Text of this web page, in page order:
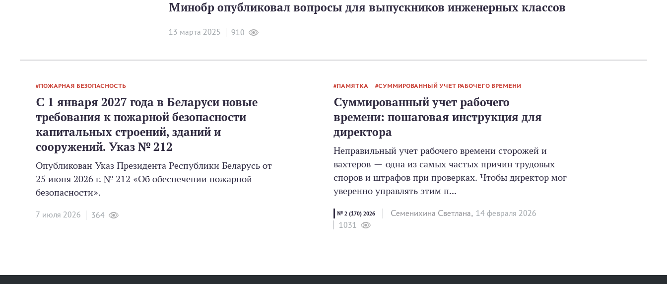
Минобр опубликовал вопросы для выпускников инженерных классов
13 мартa 2025 910
ПОЖАРНАЯ БЕЗОПАСНОСТЬ
С 1 января 2027 года в Беларуси новые
требования к пожарной безопасности
капитальных строений, зданий и
сооружений. Указ № 212
Опубликован Указ Президента Республики Беларусь от
25 июня 2026 г. № 212 «Об обеспечении пожарной
безопасности».
7 июля 2026 364
ПАМЯТКА СУММИРОВАННЫЙ УЧЕТ РАБОЧЕГО ВРЕМЕНИ
Суммированный учет рабочего
времени: пошаговая инструкция для
директора
Неправильный учет рабочего времени сторожей и
вахтеров — одна из самых частых причин трудовых
споров и штрафов при проверках. Чтобы директор мог
уверенно управлять этим п...
№ 2 (170) 2026 Семенихина Светлана, 14 февраля 2026
1031